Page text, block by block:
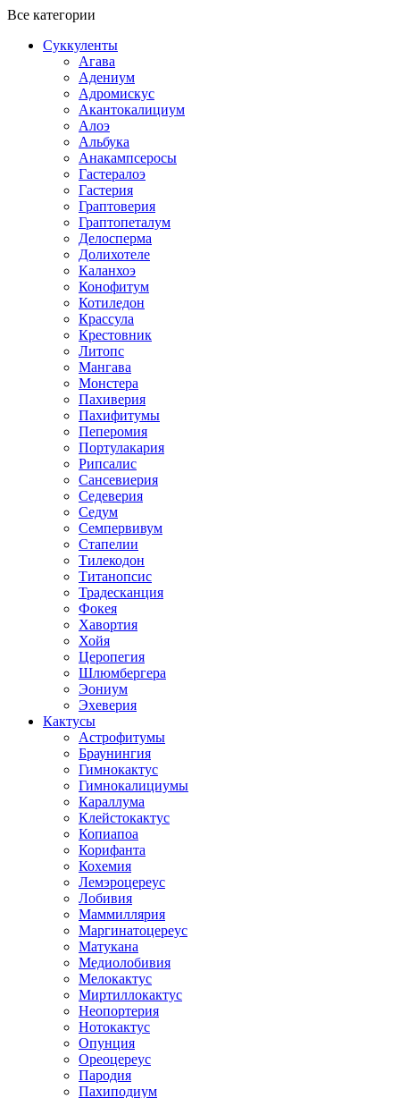
Все категории
Суккуленты
Агава
Адениум
Адромискус
Акантокалициум
Алоэ
Альбука
Анакампсеросы
Гастералоэ
Гастерия
Граптоверия
Граптопеталум
Делосперма
Долихотеле
Каланхоэ
Конофитум
Котиледон
Крассула
Крестовник
Литопс
Мангава
Монстера
Пахиверия
Пахифитумы
Пеперомия
Портулакария
Рипсалис
Сансевиерия
Седеверия
Седум
Семпервивум
Стапелии
Тилекодон
Титанопсис
Традесканция
Фокея
Хавортия
Хойя
Церопегия
Шлюмбергера
Эониум
Эхеверия
Кактусы
Астрофитумы
Браунингия
Гимнокактус
Гимнокалициумы
Караллума
Клейстокактус
Копиапоа
Корифанта
Кохемия
Лемэроцереус
Лобивия
Маммиллярия
Маргинатоцереус
Матукана
Медиолобивия
Мелокактус
Миртиллокактус
Неопортерия
Нотокактус
Опунция
Ореоцереус
Пародия
Пахиподиум